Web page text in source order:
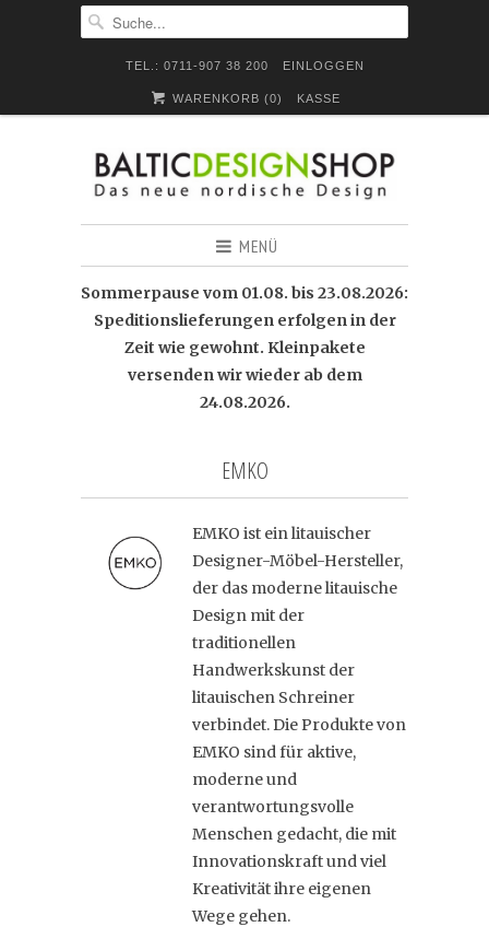
TEL.: 0711-907 38 200 EINLOGGEN
WARENKORB (0) KASSE
MENÜ
Sommerpause vom 01.08. bis 23.08.2026:
Speditionslieferungen erfolgen in der
Zeit wie gewohnt. Kleinpakete
versenden wir wieder ab dem
24.08.2026.
EMKO
EMKO ist ein litauischer
Designer-Möbel-Hersteller,
der das moderne litauische
Design mit der
traditionellen
Handwerkskunst der
litauischen Schreiner
verbindet. Die Produkte von
EMKO sind für aktive,
moderne und
verantwortungsvolle
Menschen gedacht, die mit
Innovationskraft und viel
Kreativität ihre eigenen
Wege gehen.